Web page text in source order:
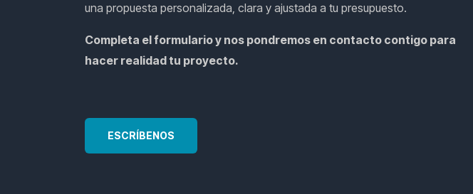
una propuesta personalizada, clara y ajustada a tu presupuesto.
Completa el formulario y nos pondremos en contacto contigo para
hacer realidad tu proyecto.
ESCRÍBENOS